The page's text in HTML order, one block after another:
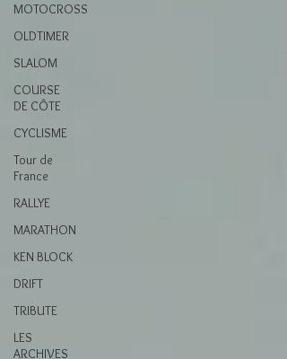
MOTOCROSS
OLDTIMER
SLALOM
COURSE
DE CÔTE
CYCLISME
Tour de
France
RALLYE
MARATHON
KEN BLOCK
DRIFT
TRIBUTE
LES
ARCHIVES